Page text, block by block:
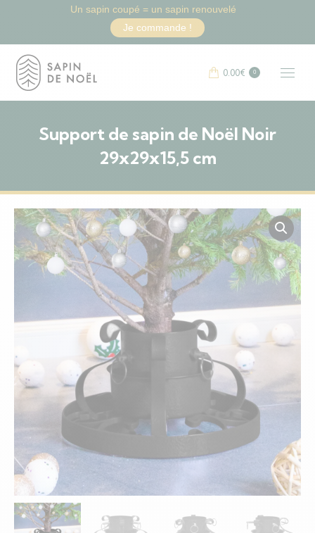
0.00€ 0
Support de sapin de Noël Noir
29x29x15,5 cm
Un sapin coupé = un sapin renouvelé
Je commande !